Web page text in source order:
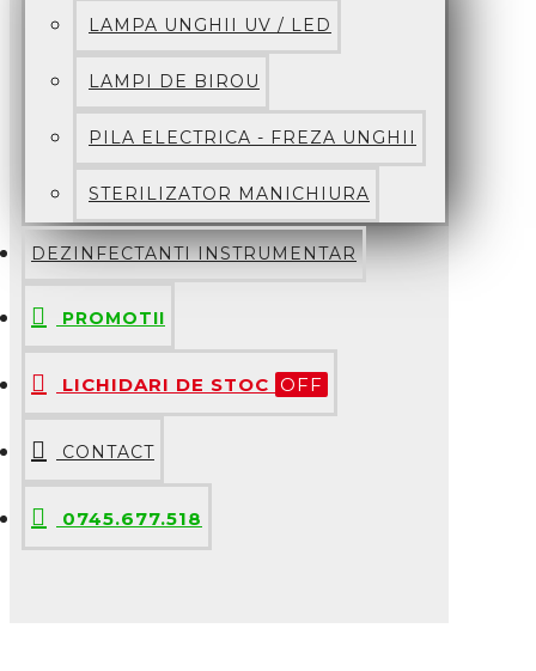
LAMPA UNGHII UV / LED
LAMPI DE BIROU
PILA ELECTRICA - FREZA UNGHII
STERILIZATOR MANICHIURA
DEZINFECTANTI INSTRUMENTAR
PROMOTII
LICHIDARI DE STOC OFF
CONTACT
0745.677.518